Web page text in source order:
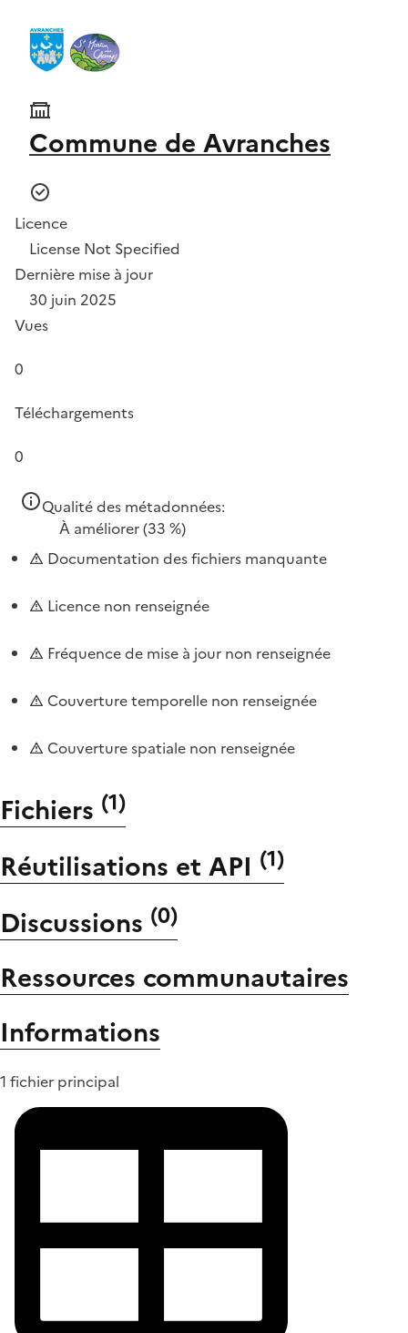
Commune de Avranches
Licence
License Not Specified
Dernière mise à jour
30 juin 2025
Vues
0
Téléchargements
0
Qualité des métadonnées:
À améliorer(33 %)
Documentation des fichiers manquante
Licence non renseignée
Fréquence de mise à jour non renseignée
Couverture temporelle non renseignée
Couverture spatiale non renseignée
Fichiers (1)
Réutilisations et API (1)
Discussions (0)
Ressources communautaires
Informations
1 fichier principal